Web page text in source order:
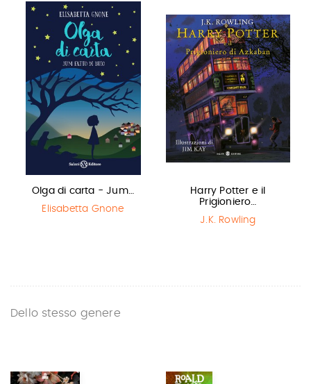
Olga di carta - Jum…
Elisabetta Gnone
Harry Potter e il
Prigioniero…
J.K. Rowling
Dello stesso genere